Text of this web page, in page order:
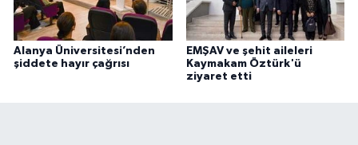
Alanya Üniversitesi’nden
şiddete hayır çağrısı
EMŞAV ve şehit aileleri
Kaymakam Öztürk'ü
ziyaret etti